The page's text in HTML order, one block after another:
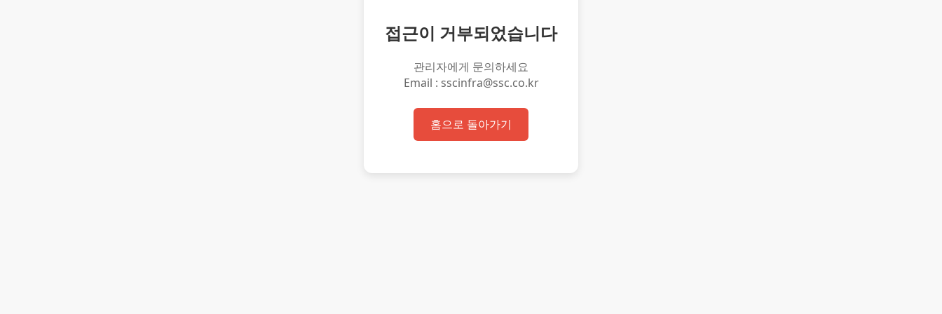
접근이 거부되었습니다
관리자에게 문의하세요
Email : sscinfra@ssc.co.kr
홈으로 돌아가기